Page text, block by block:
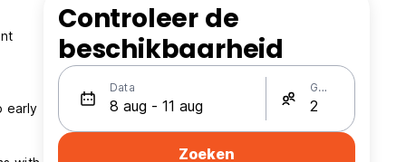
early
Controleer de
beschikbaarheid
Data Gasten
Zoeken